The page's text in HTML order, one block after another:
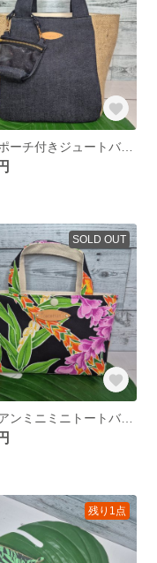
クリアポーチ付きジュートバック ハンドメイドバック ハワイアンバック
SOLD OUT
ハワイアンミニミニトートバッグ ミニトートバッグ バッグインバッグ
残り1点